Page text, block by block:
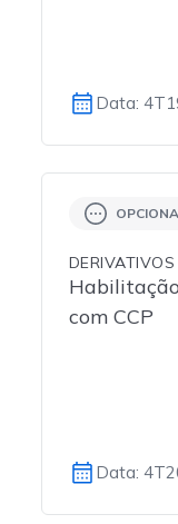
Data:
DERIVATIVOS
com CCP
Data: